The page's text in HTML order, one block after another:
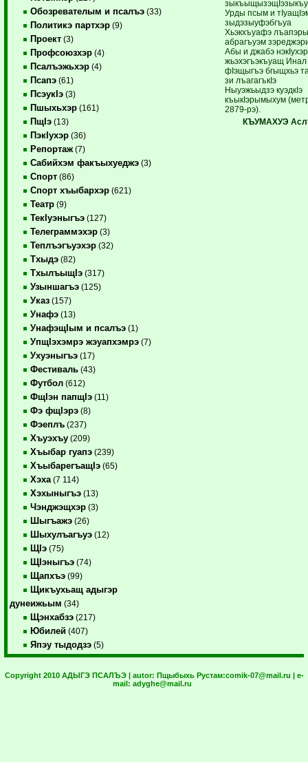
Обозревателым и псалъэ (33)
Политикэ партхэр (9)
Проект (3)
Профсоюзхэр (4)
Псалъэжьхэр (4)
Псапэ (61)
ПсэукIэ (3)
Пшыхьхэр (161)
ПщIэ (13)
ПэкIухэр (36)
Репортаж (7)
Сабийхэм факъыхуеджэ (3)
Спорт (86)
Спорт хъыбархэр (621)
Театр (9)
ТекIуэныгъэ (127)
Телеграммэхэр (3)
Теплъэгъуэхэр (32)
Тхыдэ (82)
ТхылъыщIэ (317)
Узыншагъэ (125)
Указ (157)
Унафэ (13)
УнафэщIым и псалъэ (1)
УпщIэхэмрэ жэуапхэмрэ (7)
Ухуэныгъэ (17)
Фестиваль (43)
Футбол (612)
ФщIэн папщIэ (11)
Фэ фщIэрэ (8)
Фэеплъ (237)
Хъуэхъу (209)
Хъыбар гуапэ (239)
ХъыбарегъащIэ (65)
Хэха (7 114)
Хэхыныгъэ (13)
Чэнджэщхэр (3)
Шыгъажэ (26)
Шыхулъагъуэ (12)
ЩIэ (75)
ЩIэныгъэ (74)
Щапхъэ (99)
Щикъухьащ адыгэр
дунеижьым (34)
Щэнхабзэ (217)
Юбилей (407)
Япэу тыдодзэ (5)
Урды псым и
зыдэзыуфэбгъуа
Хьэкхъуафэ
абрагъуэм
Абы и джабэ нэкIухэр
жьэхэгъэкъуащ Инал
фIэщыгъэ бгыщхьэ
зи лъагагъкIэ
Ныуэжьыдзэ куэдкIэ
къыкIэрымыхум
2879-рэ).
КЪУМАХУЭ
Copyright 2010 АДЫГЭ ПСАЛЪЭ | autor: Пщыбыхь Рустам:comik-07@mail.ru | e-
mail: adyghe@mail.ru